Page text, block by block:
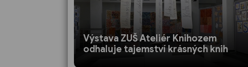
Výstava ZUŠ Ateliér Knihozem
odhaluje tajemství krásných knih